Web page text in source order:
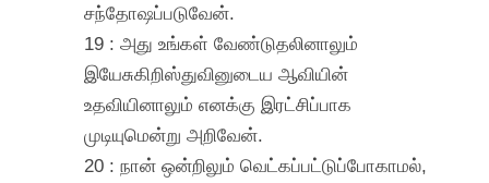
சந்தோஷப்படுவேன்.
19 : அது உங்கள் வேண்டுதலினாலும்
இயேசுகிறிஸ்துவினுடைய ஆவியின்
உதவியினாலும் எனக்கு இரட்சிப்பாக
முடியுமென்று அறிவேன்.
20 : நான் ஒன்றிலும் வெட்கப்பட்டுப்போகாமல்,